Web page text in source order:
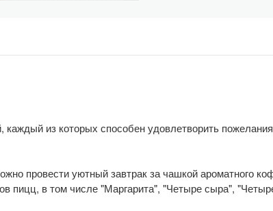
из которых способен удовлетворить
провести уютный завтрак за чашкой ароматного
пицц, в том числе "Маргарита", "Четыре сыра",